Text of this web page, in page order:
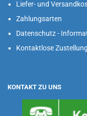
Liefer- und
Zahlungsarten
Datenschutz -
Kontaktlose Zustellung
KONTAKT ZU UNS